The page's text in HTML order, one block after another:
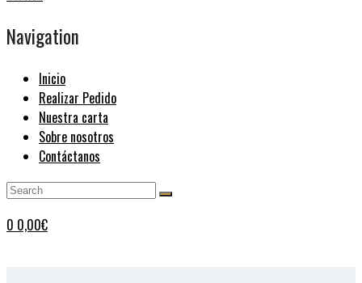
Navigation
Inicio
Realizar Pedido
Nuestra carta
Sobre nosotros
Contáctanos
0 0,00€